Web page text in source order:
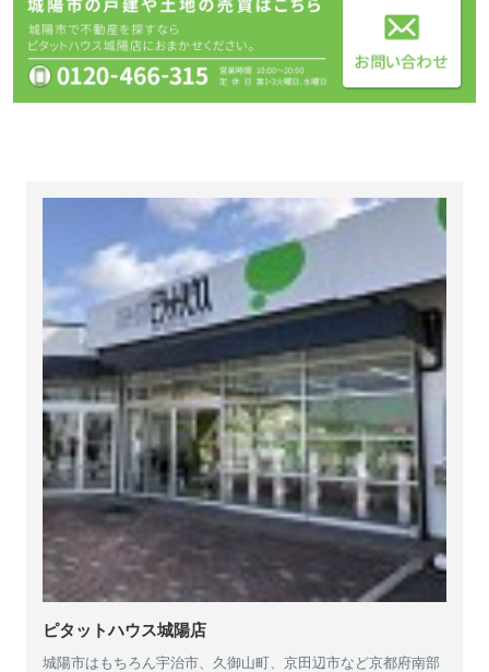
ピタットハウス城陽店
城陽市はもちろん宇治市、久御山町、京田辺市など京都府南部